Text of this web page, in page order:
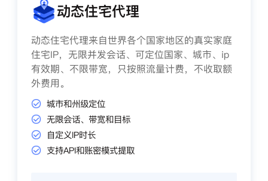
动态住宅代理
动态住宅代理来自世界各个国家地区的真实家庭
住宅IP，无限并发会话、可定位国家、城市、ip
有效期、不限带宽，只按照流量计费，不收取额
外费用。
城市和州级定位
无限会话、带宽和目标
自定义IP时长
支持API和账密模式提取